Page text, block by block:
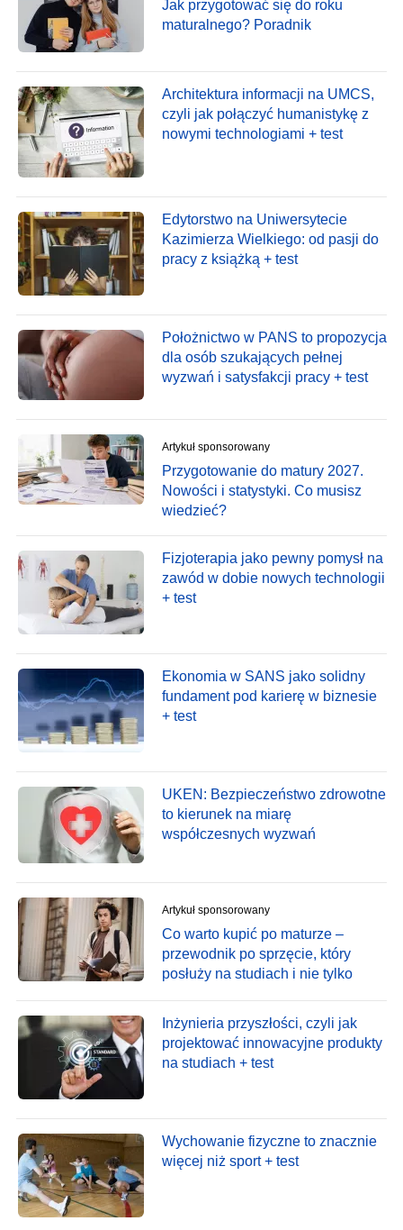
Jak przygotować się do roku
maturalnego? Poradnik
Architektura informacji na UMCS,
czyli jak połączyć humanistykę z
nowymi technologiami + test
Edytorstwo na Uniwersytecie
Kazimierza Wielkiego: od pasji do
pracy z książką + test
Położnictwo w PANS to propozycja
dla osób szukających pełnej
wyzwań i satysfakcji pracy + test
Artykuł sponsorowany
Przygotowanie do matury 2027.
Nowości i statystyki. Co musisz
wiedzieć?
Fizjoterapia jako pewny pomysł na
zawód w dobie nowych technologii
+ test
Ekonomia w SANS jako solidny
fundament pod karierę w biznesie
+ test
UKEN: Bezpieczeństwo zdrowotne
to kierunek na miarę
współczesnych wyzwań
Artykuł sponsorowany
Co warto kupić po maturze –
przewodnik po sprzęcie, który
posłuży na studiach i nie tylko
Inżynieria przyszłości, czyli jak
projektować innowacyjne produkty
na studiach + test
Wychowanie fizyczne to znacznie
więcej niż sport + test